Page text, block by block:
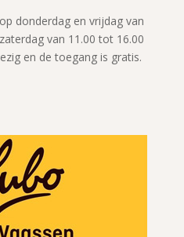
donderdag en vrijdag van
van 11.00 tot 16.00
en de toegang is gratis.